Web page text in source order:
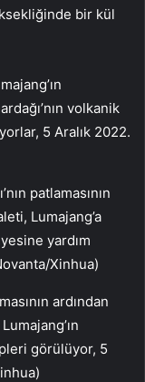
bir kül
volkanik
5 Aralık 2022.
patlamasının
Lumajang’a
yardım
Xinhua)
ardından
görülüyor, 5